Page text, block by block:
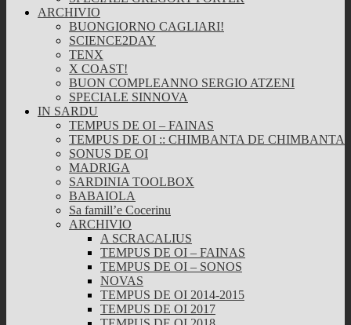
ARCHIVIO
BUONGIORNO CAGLIARI!
SCIENCE2DAY
TENX
X COAST!
BUON COMPLEANNO SERGIO ATZENI
SPECIALE SINNOVA
IN SARDU
TEMPUS DE OI – FAINAS
TEMPUS DE OI :: CHIMBANTA DE CHIMBANTA
SONUS DE OI
MADRIGA
SARDINIA TOOLBOX
BABAIOLA
Sa famill’e Cocerinu
ARCHIVIO
A SCRACALIUS
TEMPUS DE OI – FAINAS
TEMPUS DE OI – SONOS
NOVAS
TEMPUS DE OI 2014-2015
TEMPUS DE OI 2017